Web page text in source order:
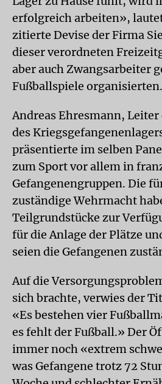
erfolgreich arbeiten»,
zitierte Devise der Firma
dieser verordneten
aber auch Zwangsarbeiter
Fußballspiele organisierten.
Andreas Ehresmann,
des
präsentierte im selben
zum Sport vor allem in
Gefangenengruppen. Die
zuständige Wehrmacht
Teilgrundstücke zur
für die Anlage der Plätze
seien die Gefangenen
Auf die
sich brachte, verwies der
«Es bestehen vier
es fehlt der Fußball.» Der
immer noch «extrem
was Gefangene trotz 72